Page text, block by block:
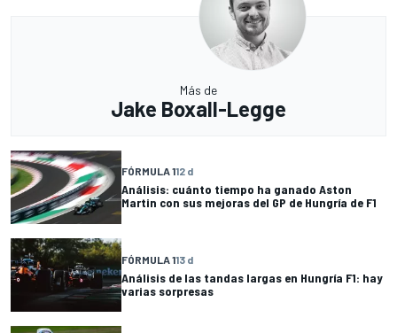
Más de
Jake Boxall-Legge
FÓRMULA 112 d
Análisis: cuánto tiempo ha ganado Aston
Martin con sus mejoras del GP de Hungría de F1
FÓRMULA 113 d
Análisis de las tandas largas en Hungría F1: hay
varias sorpresas